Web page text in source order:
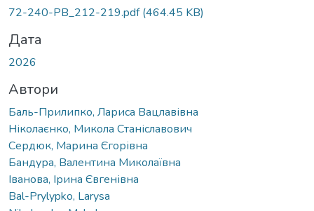
72-240-PB_212-219.pdf(464.45 KB)
Дата
2026
Автори
Баль-Прилипко, Лариса Вацлавівна
Ніколаєнко, Микола Станіславович
Сердюк, Марина Єгорівна
Бандура, Валентина Миколаївна
Іванова, Ірина Євгенівна
Bal-Prylypko, Larysa